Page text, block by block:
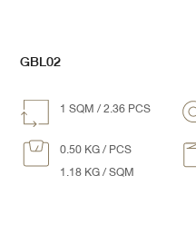
GBL02
1 SQM /2.36PCS
0.50 KG / PCS
1.18 KG / SQM